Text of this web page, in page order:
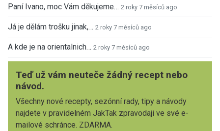
Paní Ivano, moc Vám děkujeme… 2 roky 7 měsíců ago
Já je dělám trošku jinak,… 2 roky 7 měsíců ago
A kde je na orientalnich… 2 roky 7 měsíců ago
Teď už vám neuteče žádný recept nebo
návod.
Všechny nové recepty, sezónní rady, tipy a návody
najdete v pravidelném JakTak zpravodaji ve své e-
mailové schránce. ZDARMA.